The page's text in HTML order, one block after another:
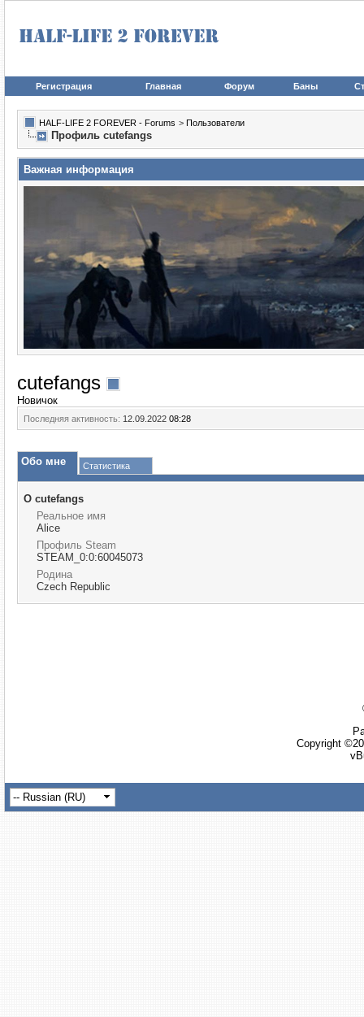
Регистрация Главная Форум Баны
HALF-LIFE 2 FOREVER - Forums > Пользователи
Профиль cutefangs
Важная информация
cutefangs
Новичок
Последняя активность: 12.09.2022 08:28
Обо мне Статистика
О cutefangs
Реальное имя
Alice
Профиль Steam
STEAM_0:0:60045073
Родина
Czech Republic
Copyright